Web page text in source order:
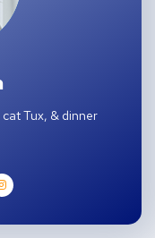
cat Tux, & dinner